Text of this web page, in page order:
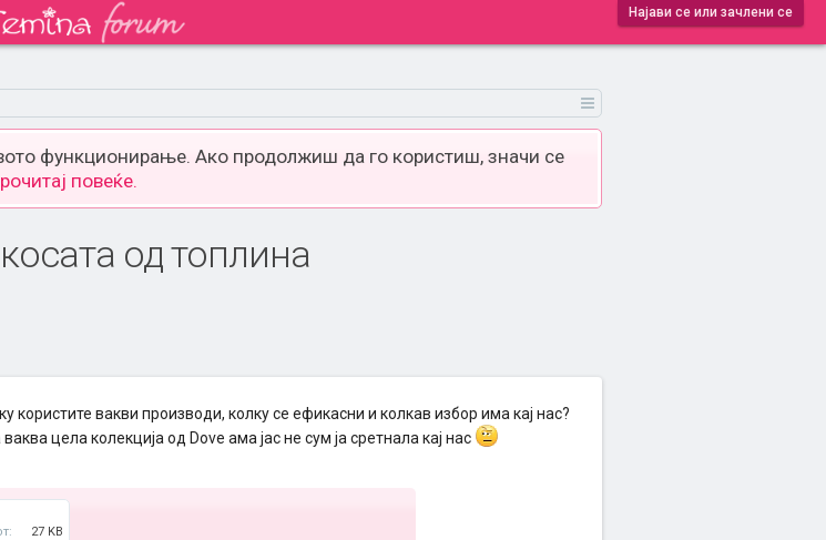
Најави се или зачлени се
функционирање. Ако продолжиш да го користиш, значи се
повеќе.
од топлина
користите вакви производи, колку се ефикасни и колкав избор има кај нас?
цела колекција од Dove ама јас не сум ја сретнала кај нас
27 KB